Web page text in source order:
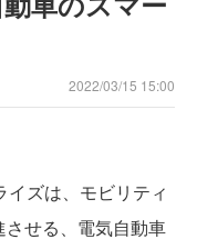
2022/03/15 15:00
ズは、モビリティ
せる、電気自動車